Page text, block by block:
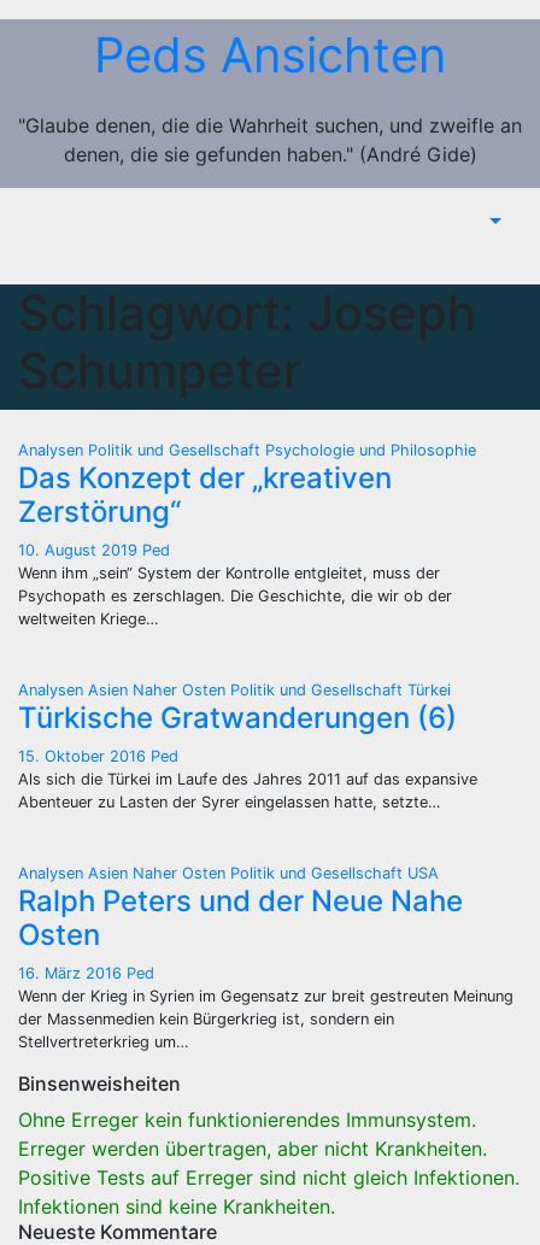
Zum
Peds Ansichten
"Glaube denen, die die Wahrheit suchen, und zweifle an
denen, die sie gefunden haben." (André Gide)
Schlagwort: Joseph
Schumpeter
Analysen Politik und Gesellschaft Psychologie und Philosophie
Das Konzept der „kreativen
Zerstörung“
10. August 2019 Ped
Wenn ihm „sein“ System der Kontrolle entgleitet, muss der
Psychopath es zerschlagen. Die Geschichte, die wir ob der
weltweiten Kriege…
Analysen Asien Naher Osten Politik und Gesellschaft Türkei
Türkische Gratwanderungen (6)
15. Oktober 2016 Ped
Als sich die Türkei im Laufe des Jahres 2011 auf das expansive
Abenteuer zu Lasten der Syrer eingelassen hatte, setzte…
Analysen Asien Naher Osten Politik und Gesellschaft USA
Ralph Peters und der Neue Nahe
Osten
16. März 2016 Ped
Wenn der Krieg in Syrien im Gegensatz zur breit gestreuten Meinung
der Massenmedien kein Bürgerkrieg ist, sondern ein
Stellvertreterkrieg um…
Binsenweisheiten
Ohne Erreger kein funktionierendes Immunsystem.
Erreger werden übertragen, aber nicht Krankheiten.
Positive Tests auf Erreger sind nicht gleich Infektionen.
Infektionen sind keine Krankheiten.
Neueste Kommentare